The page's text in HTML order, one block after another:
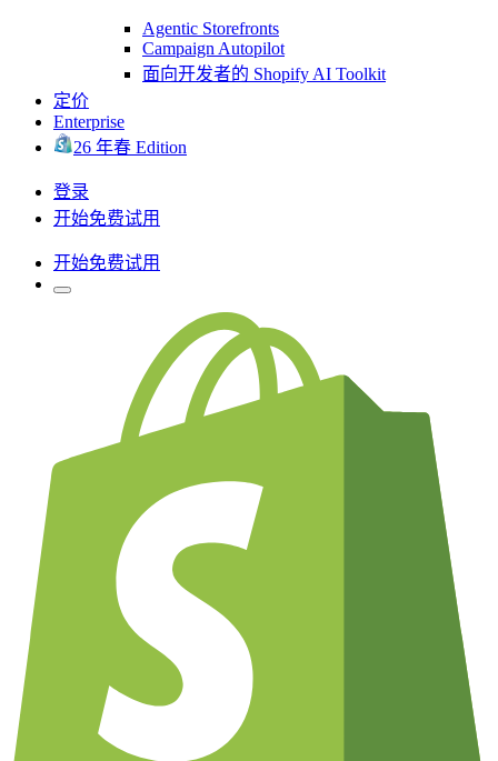
Agentic Storefronts
Campaign Autopilot
面向开发者的 Shopify AI Toolkit
定价
Enterprise
26 年春 Edition
登录
开始免费试用
开始免费试用